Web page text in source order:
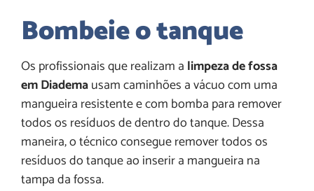
Bombeie o tanque
Os profissionais que realizam a limpeza de fossa
em Diademausam caminhões a vácuo com uma
mangueira resistente e com bomba para remover
todos os resíduos de dentro do tanque. Dessa
maneira, o técnico consegue remover todos os
resíduos do tanque ao inserir a mangueira na
tampa da fossa.